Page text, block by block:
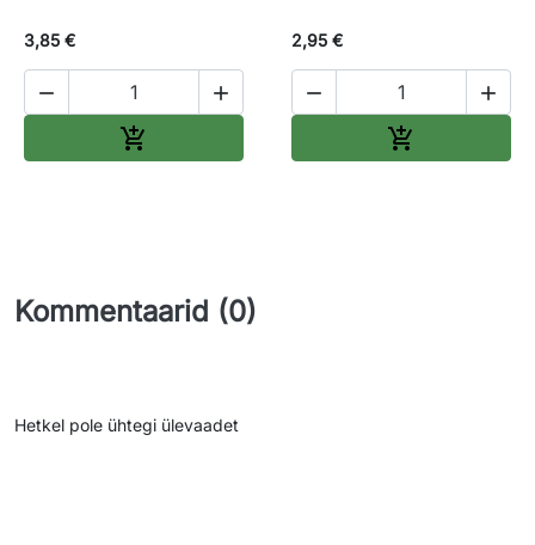
3,85 €
 

2,95 €
 

Kommentaarid (0)
Hetkel pole ühtegi ülevaadet